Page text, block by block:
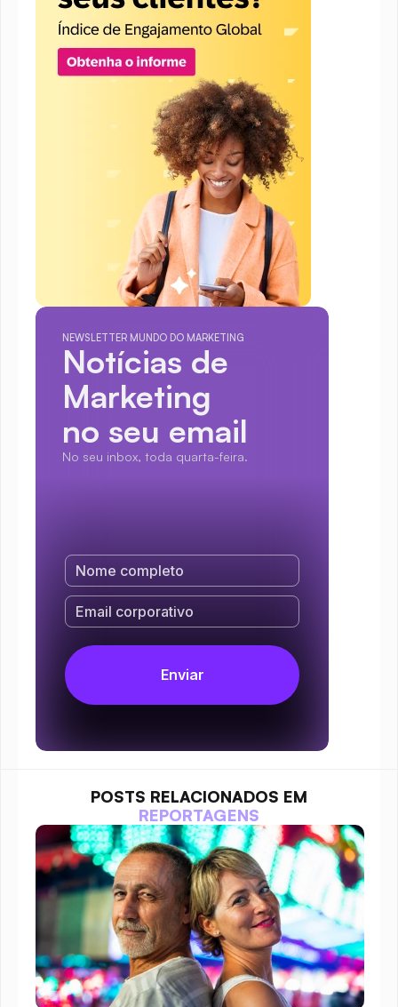
NEWSLETTER MUNDO DO MARKETING
Notícias de
Marketing
no seu email
No seu inbox, toda quarta-feira.
POSTS RELACIONADOS EM
REPORTAGENS